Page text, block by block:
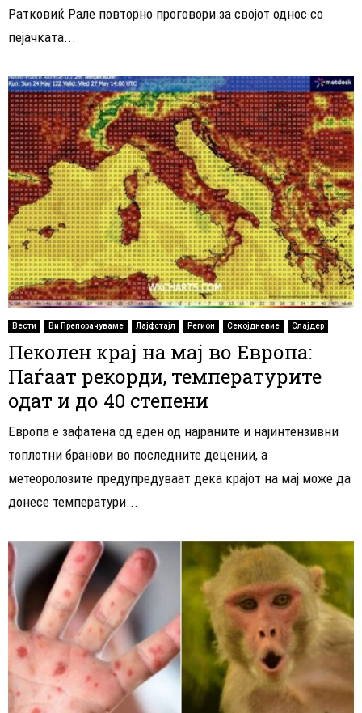
Ратковиќ Рале повторно проговори за својот однос со
пејачката...
Вести Ви Препорачуваме Лајфстајл Регион Секојдневие Слајдер
Пеколен крај на мај во Европа:
Паѓаат рекорди, температурите
одат и до 40 степени
Европа е зафатена од еден од најраните и најинтензивни
топлотни бранови во последните децении, а
метеоролозите предупредуваат дека крајот на мај може да
донесе температури...